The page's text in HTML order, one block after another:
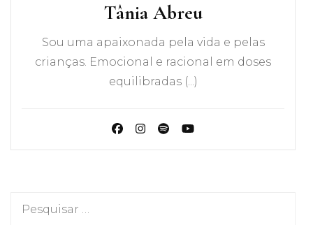
Tânia Abreu
Sou uma apaixonada pela vida e pelas
crianças. Emocional e racional em doses
equilibradas (...)
Pesquisar